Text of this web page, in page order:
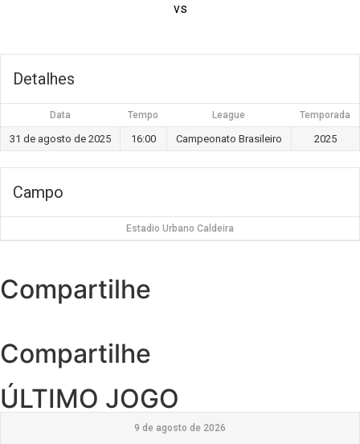
vs
Detalhes
Data Tempo League Temporada
31 de agosto de 2025 16:00 Campeonato Brasileiro 2025
Campo
Estadio Urbano Caldeira
Compartilhe
Compartilhe
ÚLTIMO JOGO
9 de agosto de 2026